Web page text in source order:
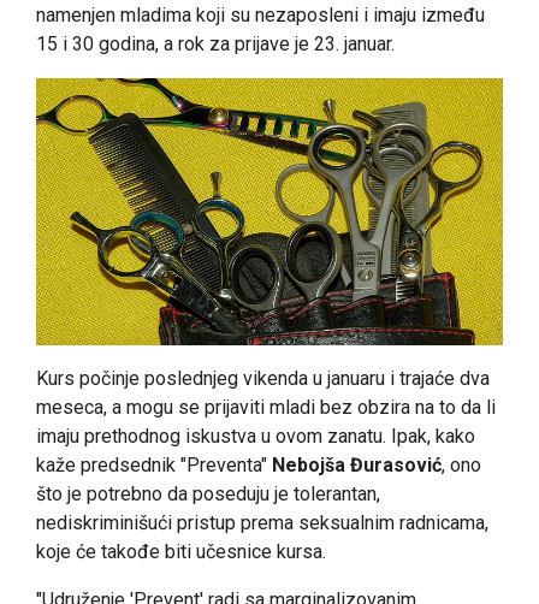
namenjen mladima koji su nezaposleni i imaju između
15 i 30 godina, a rok za prijave je 23. januar.
Kurs počinje poslednjeg vikenda u januaru i trajaće dva
meseca, a mogu se prijaviti mladi bez obzira na to da li
imaju prethodnog iskustva u ovom zanatu. Ipak, kako
kaže predsednik "Preventa" Nebojša Đurasović, ono
što je potrebno da poseduju je tolerantan,
nediskriminišući pristup prema seksualnim radnicama,
koje će takođe biti učesnice kursa.